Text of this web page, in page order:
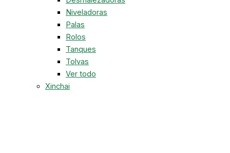
Niveladoras
Palas
Rolos
Tanques
Tolvas
Ver todo
Xinchai